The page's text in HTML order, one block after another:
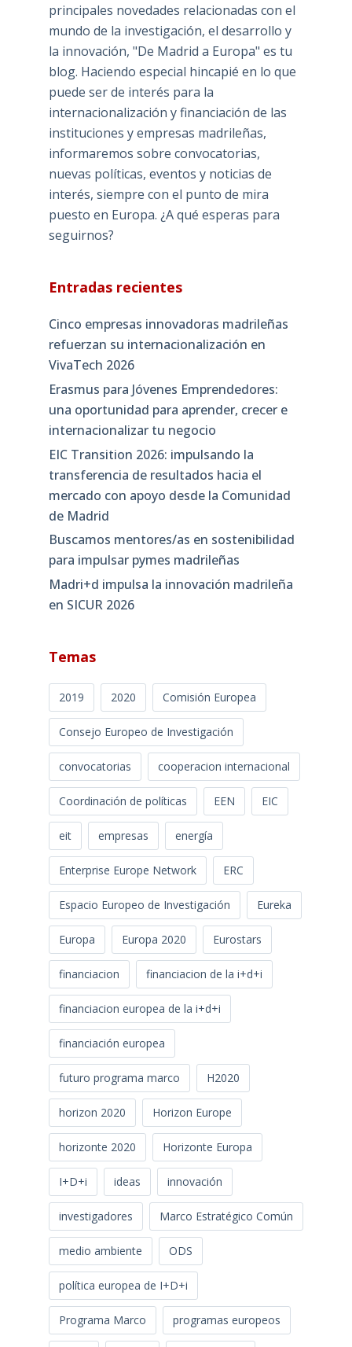
principales novedades relacionadas con el
mundo de la investigación, el desarrollo y
la innovación, "De Madrid a Europa" es tu
blog. Haciendo especial hincapié en lo que
puede ser de interés para la
internacionalización y financiación de las
instituciones y empresas madrileñas,
informaremos sobre convocatorias,
nuevas políticas, eventos y noticias de
interés, siempre con el punto de mira
puesto en Europa. ¿A qué esperas para
seguirnos?
Entradas recientes
Cinco empresas innovadoras madrileñas
refuerzan su internacionalización en
VivaTech 2026
Erasmus para Jóvenes Emprendedores:
una oportunidad para aprender, crecer e
internacionalizar tu negocio
EIC Transition 2026: impulsando la
transferencia de resultados hacia el
mercado con apoyo desde la Comunidad
de Madrid
Buscamos mentores/as en sostenibilidad
para impulsar pymes madrileñas
Madri+d impulsa la innovación madrileña
en SICUR 2026
Temas
2019 2020 Comisión Europea
Consejo Europeo de Investigación
convocatorias cooperacion internacional
Coordinación de políticas EEN EIC
eit empresas energía
Enterprise Europe Network ERC
Espacio Europeo de Investigación Eureka
Europa Europa 2020 Eurostars
financiacion financiacion de la i+d+i
financiacion europea de la i+d+i
financiación europea
futuro programa marco H2020
horizon 2020 Horizon Europe
horizonte 2020 Horizonte Europa
I+D+i ideas innovación
investigadores Marco Estratégico Común
medio ambiente ODS
política europea de I+D+i
Programa Marco programas europeos